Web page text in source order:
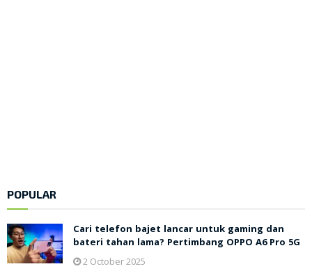
POPULAR
Cari telefon bajet lancar untuk gaming dan
bateri tahan lama? Pertimbang OPPO A6 Pro 5G
2 October 2025